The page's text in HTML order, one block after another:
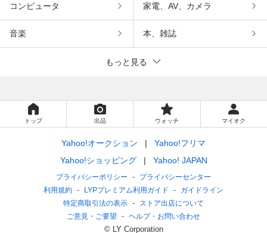
コンピュータ 家電、AV、カメラ
音楽 本、雑誌
もっと見る
トップ 出品 ウォッチ マイオク
Yahoo!オークション
Yahoo!フリマ
Yahoo!ショッピング
Yahoo! JAPAN
プライバシーポリシー
プライバシーセンター
利用規約
LYPプレミアム利用ガイド
ガイドライン
特定商取引法の表示
ストア出店について
ご意見・ご要望
ヘルプ・お問い合わせ
© LY Corporation